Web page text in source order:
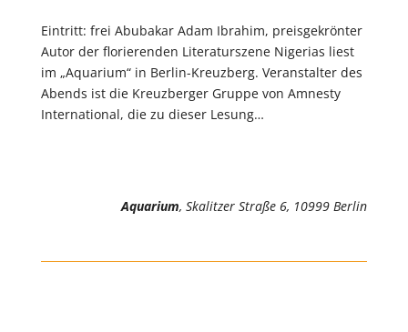
Eintritt: frei Abubakar Adam Ibrahim, preisgekrönter
Autor der florierenden Literaturszene Nigerias liest
im „Aquarium“ in Berlin-Kreuzberg. Veranstalter des
Abends ist die Kreuzberger Gruppe von Amnesty
International, die zu dieser Lesung…
Aquarium, Skalitzer Straße 6, 10999 Berlin